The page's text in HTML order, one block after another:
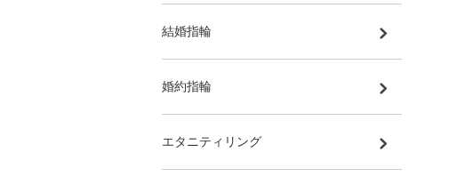
結婚指輪
婚約指輪
エタニティリング